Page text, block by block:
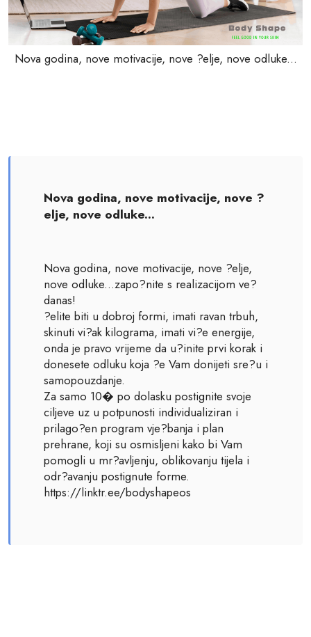
Nova godina, nove motivacije, nove ?elje, nove odluke...
Nova godina, nove motivacije, nove ?
elje, nove odluke...
Nova godina, nove motivacije, nove ?elje,
nove odluke...zapo?nite s realizacijom ve?
danas!
?elite biti u dobroj formi, imati ravan trbuh,
skinuti vi?ak kilograma, imati vi?e energije,
onda je pravo vrijeme da u?inite prvi korak i
donesete odluku koja ?e Vam donijeti sre?u i
samopouzdanje.
Za samo 10� po dolasku postignite svoje
ciljeve uz u potpunosti individualiziran i
prilago?en program vje?banja i plan
prehrane, koji su osmisljeni kako bi Vam
pomogli u mr?avljenju, oblikovanju tijela i
odr?avanju postignute forme.
https://linktr.ee/bodyshapeos